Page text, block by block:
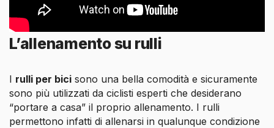
L’allenamento su rulli
I rulli per bici sono una bella comodità e sicuramente
sono più utilizzati da ciclisti esperti che desiderano
“portare a casa” il proprio allenamento. I rulli
permettono infatti di allenarsi in qualunque condizione